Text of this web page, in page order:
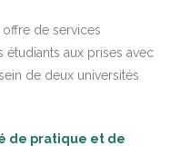
de services
aux prises avec
de deux universités
de pratique et de